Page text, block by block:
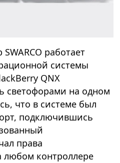
работает
системы
QNX
светофорами на одном
что в системе был
подключившись
права
любом контроллере